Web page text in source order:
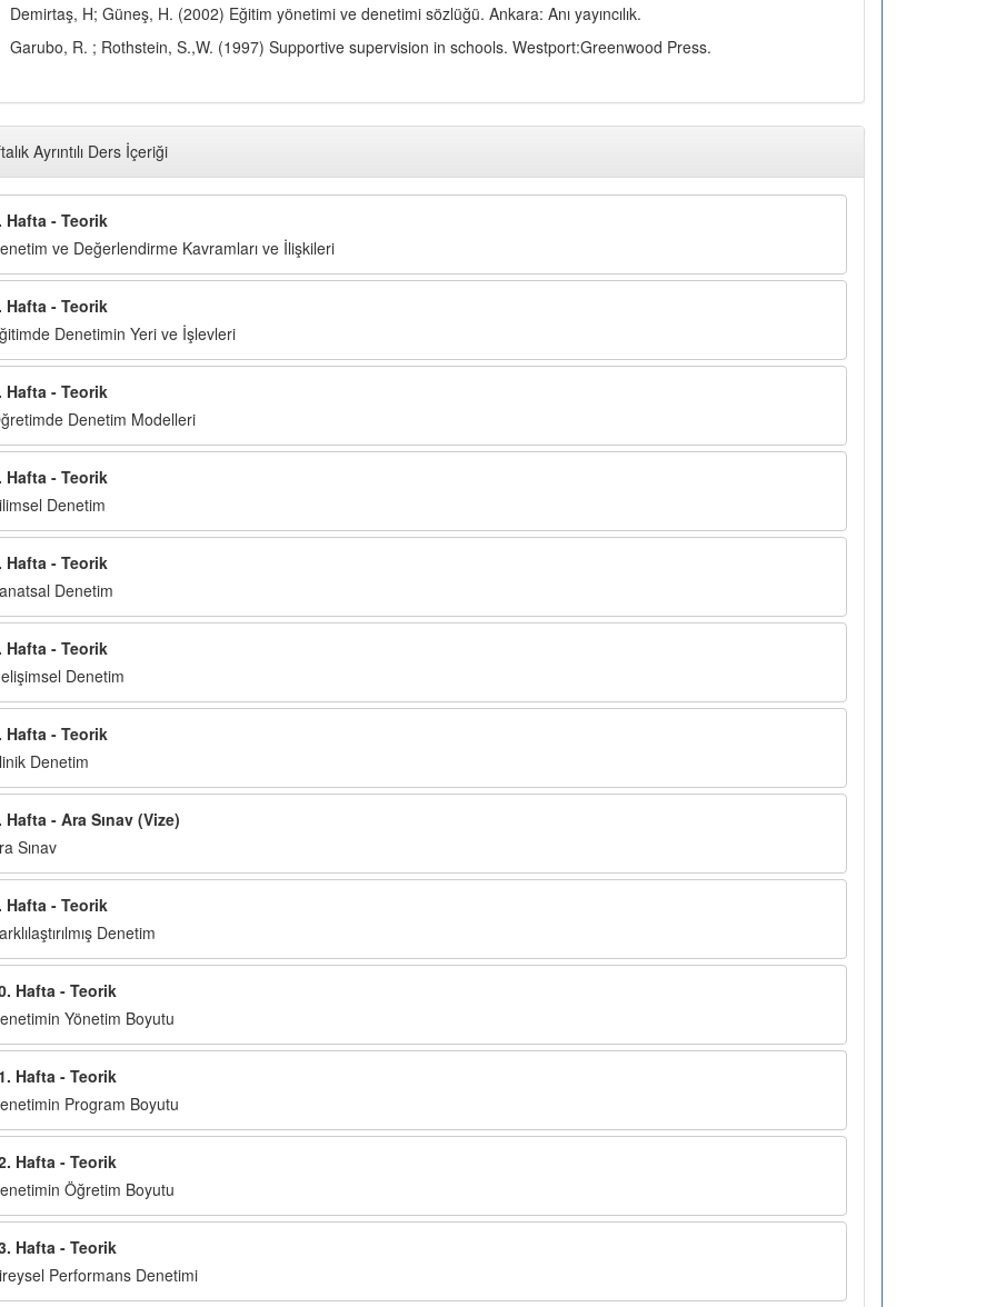
Demirtaş, H; Güneş, H. (2002) Eğitim yönetimi ve denetimi sözlüğü. Ankara: Anı yayıncılık.
Garubo, R. ; Rothstein, S.,W. (1997) Supportive supervision in schools. Westport:Greenwood Press.
Ayrıntılı Ders İçeriği
Hafta - Teorik
ve Değerlendirme Kavramları ve İlişkileri
Hafta - Teorik
Denetimin Yeri ve İşlevleri
Hafta - Teorik
Denetim Modelleri
Hafta - Teorik
Denetim
Hafta - Teorik
Denetim
Hafta - Teorik
Denetim
Hafta - Teorik
Denetim
Hafta - Ara Sınav (Vize)
Sınav
Hafta - Teorik
Denetim
Hafta - Teorik
Yönetim Boyutu
Hafta - Teorik
Program Boyutu
Hafta - Teorik
Öğretim Boyutu
Hafta - Teorik
Performans Denetimi